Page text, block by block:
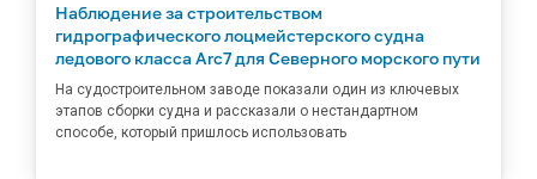
Наблюдение за строительством
гидрографического лоцмейстерского судна
ледового класса Arc7 для Северного морского пути
На судостроительном заводе показали один из ключевых
этапов сборки судна и рассказали о нестандартном
способе, который пришлось использовать